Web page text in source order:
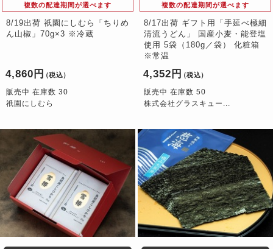
複数の配達期間が選べます
8/19出荷 祇園にしむら「ちりめ
ん山椒」70g×3 ※冷蔵
4,860円 （税込）
販売中 在庫数 30
祇園にしむら
複数の配達期間が選べます
8/17出荷 ギフト用「手延べ極細
清流うどん」 国産小麦・能登塩
使用 5袋（180g／袋） 化粧箱
※常温
4,352円 （税込）
販売中 在庫数 50
株式会社グラスキュー...